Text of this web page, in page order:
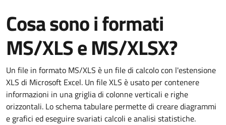
Cosa sono i formati
MS/XLS e MS/XLSX?
Un file in formato MS/XLS è un file di calcolo con l'estensione
XLS di Microsoft Excel. Un file XLS è usato per contenere
informazioni in una griglia di colonne verticali e righe
orizzontali. Lo schema tabulare permette di creare diagrammi
e grafici ed eseguire svariati calcoli e analisi statistiche.